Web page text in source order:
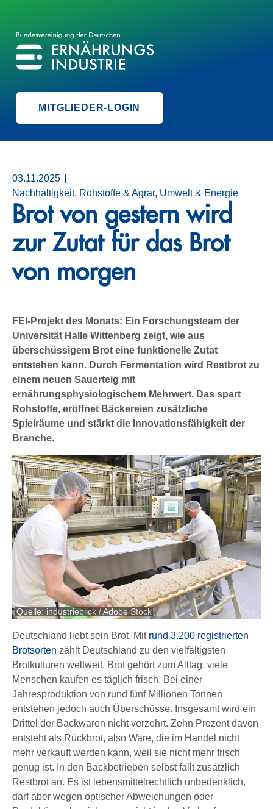
BVE
BUNDESVEREINIGUNG DER ERNÄHRUNGSINDUSTRIE
MITGLIEDER-LOGIN
03.11.2025
Nachhaltigkeit, Rohstoffe & Agrar, Umwelt & Energie
Brot von gestern wird
zur Zutat für das Brot
von morgen
FEI-Projekt des Monats: Ein Forschungsteam der
Universität Halle Wittenberg zeigt, wie aus
überschüssigem Brot eine funktionelle Zutat
entstehen kann. Durch Fermentation wird Restbrot zu
einem neuen Sauerteig mit
ernährungsphysiologischem Mehrwert. Das spart
Rohstoffe, eröffnet Bäckereien zusätzliche
Spielräume und stärkt die Innovationsfähigkeit der
Branche.
Quelle: industrieblick / Adobe Stock
Deutschland liebt sein Brot. Mit rund 3.200 registrierten
Brotsorten zählt Deutschland zu den vielfältigsten
Brotkulturen weltweit. Brot gehört zum Alltag, viele
Menschen kaufen es täglich frisch. Bei einer
Jahresproduktion von rund fünf Millionen Tonnen
entstehen jedoch auch Überschüsse. Insgesamt wird ein
Drittel der Backwaren nicht verzehrt. Zehn Prozent davon
entsteht als Rückbrot, also Ware, die im Handel nicht
mehr verkauft werden kann, weil sie nicht mehr frisch
genug ist. In den Backbetrieben selbst fällt zusätzlich
Restbrot an. Es ist lebensmittelrechtlich unbedenklich,
darf aber wegen optischer Abweichungen oder